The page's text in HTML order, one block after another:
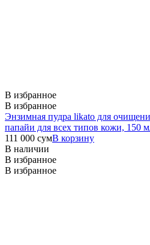
В избранное
В избранное
Энзимная пудра likato для
папайи для всех типов кожи, 150
111 000 сумВ корзину
В наличии
В избранное
В избранное